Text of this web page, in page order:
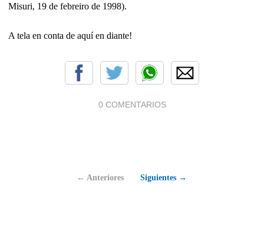
Misuri, 19 de febreiro de 1998).
A tela en conta de aquí en diante!
0 COMENTARIOS
← Anteriores Siguientes →